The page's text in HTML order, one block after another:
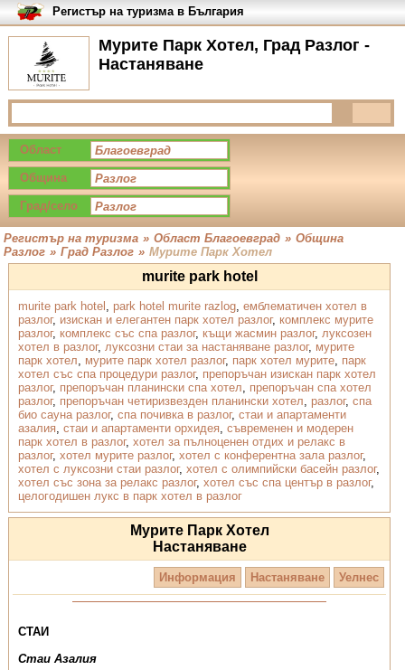
Мурите Парк Хотел, Град Разлог -
Настаняване
Регистър на туризма в България
Област
Община
Град/село
Регистър на туризма » Област Благоевград » Община
Разлог » Град Разлог » Мурите Парк Хотел
murite park hotel
murite park hotel , park hotel murite razlog, емблематичен хотел в
разлог, изискан и елегантен парк хотел разлог, комплекс мурите
разлог, комплекс със спа разлог, къщи жасмин разлог, луксозен
хотел в разлог, луксозни стаи за настаняване разлог, мурите
парк хотел, мурите парк хотел разлог, парк хотел мурите, парк
хотел със спа процедури разлог, препоръчан изискан парк хотел
разлог, препоръчан планински спа хотел, препоръчан спа хотел
разлог, препоръчан четиризвезден планински хотел, разлог, спа
био сауна разлог, спа почивка в разлог, стаи и апартаменти
азалия, стаи и апартаменти орхидея, съвременен и модерен
парк хотел в разлог, хотел за пълноценен отдих и релакс в
разлог, хотел мурите разлог, хотел с конферентна зала разлог,
хотел с луксозни стаи разлог, хотел с олимпийски басейн разлог,
хотел със зона за релакс разлог, хотел със спа център в разлог,
целогодишен лукс в парк хотел в разлог
Мурите Парк Хотел
Настаняване
Информация Настаняване Уелнес
СТАИ
Стаи Азалия